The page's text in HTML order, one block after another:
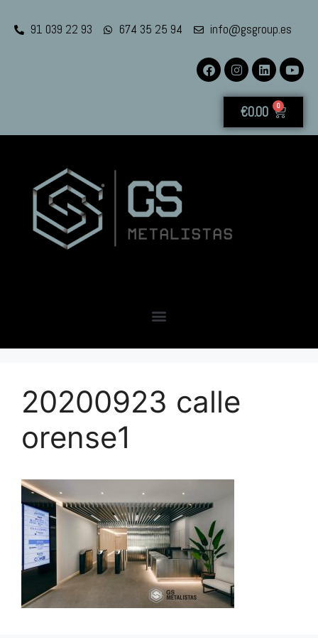
91 039 22 93 674 35 25 94 info@gsgroup.es
€0.00 0
20200923 calle
orense1